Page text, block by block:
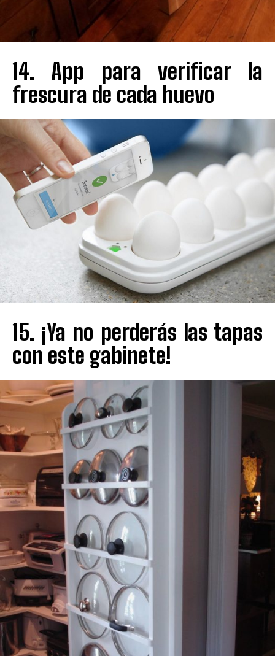
14. App para verificar la
frescura de cada huevo
15. ¡Ya no perderás las tapas
con este gabinete!